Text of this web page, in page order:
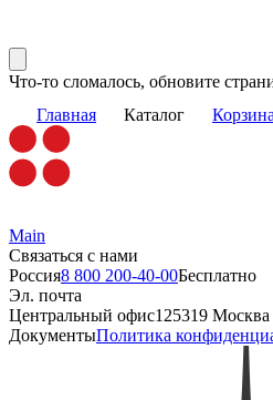
Что-то сломалось, обновите
Главная Каталог Корзина
Main
Связаться с нами
Россия8 800 200-40-00Бесплатно
Эл. почта
Центральный офис125319 Москва
ДокументыПолитика